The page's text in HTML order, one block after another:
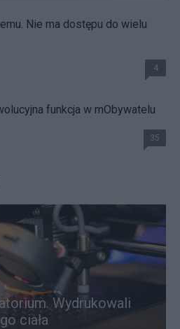
Nie ma dostępu do wielu
4
funkcja w mObywatelu
35
Wydrukowali
ciała